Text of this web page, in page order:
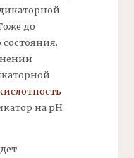
до
на рН